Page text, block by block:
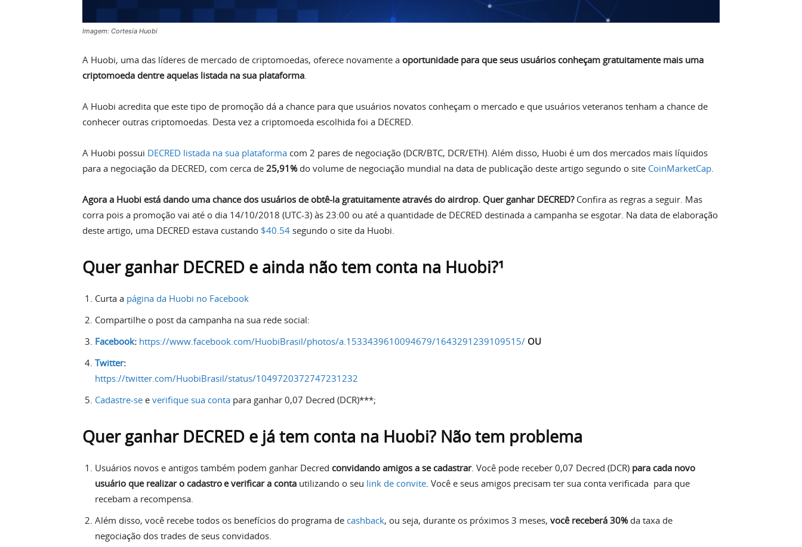
Imagem: Cortesia Huobi
A Huobi, uma das líderes de mercado de criptomoedas, oferece novamente a oportunidade para que seus usuários conheçam gratuitamente mais uma
criptomoeda dentre aquelas listada na sua plataforma
A Huobi acredita que este tipo de promoção dá a chance para que usuários novatos conheçam o mercado e que usuários veteranos tenham a chance de
conhecer outras criptomoedas. Desta vez a criptomoeda escolhida foi a DECRED.
A Huobi possui DECRED listada na sua plataforma com 2 pares de negociação (DCR/BTC, DCR/ETH). Além disso, Huobi é um dos mercados mais líquidos
para a negociação da DECRED, com cerca de 25,91%do volume de negociação mundial na data de publicação deste artigo segundo o site CoinMarketCap
Agora a Huobi está dando uma chance dos usuários de obtê-la gratuitamente através do airdrop. Quer ganhar DECRED?Confira as regras a seguir. Mas
corra pois a promoção vai até o dia 14/10/2018 (UTC-3) às 23:00 ou até a quantidade de DECRED destinada a campanha se esgotar. Na data de elaboração
deste artigo, uma DECRED estava custando $40.54 segundo o site da Huobi.
Quer ganhar DECRED e ainda não tem conta na Huobi?¹
Curta a página da Huobi no Facebook
Compartilhe o post da campanha na sua rede social:
Facebook: https://www.facebook.com/HuobiBrasil/photos/a.1533439610094679/1643291239109515/ OU
Twitter:
https://twitter.com/HuobiBrasil/status/1049720372747231232
Cadastre-se e verifique sua conta para ganhar 0,07 Decred (DCR)***;
Quer ganhar DECRED e já tem conta na Huobi? Não tem problema
Usuários novos e antigos também podem ganhar Decred convidando amigos a se cadastrar. Você pode receber 0,07 Decred (DCR) para cada novo
usuário que realizar o cadastro e verificar a conta utilizando o seu link de convite Você e seus amigos precisam ter sua conta verificada para que
recebam a recompensa.
Além disso, você recebe todos os benefícios do programa de cashback, ou seja, durante os próximos 3 meses, você receberá 30%da taxa de
negociação dos trades de seus convidados.